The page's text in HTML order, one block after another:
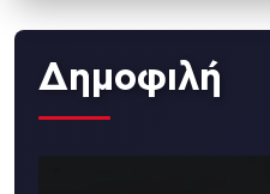
Δημοφιλή